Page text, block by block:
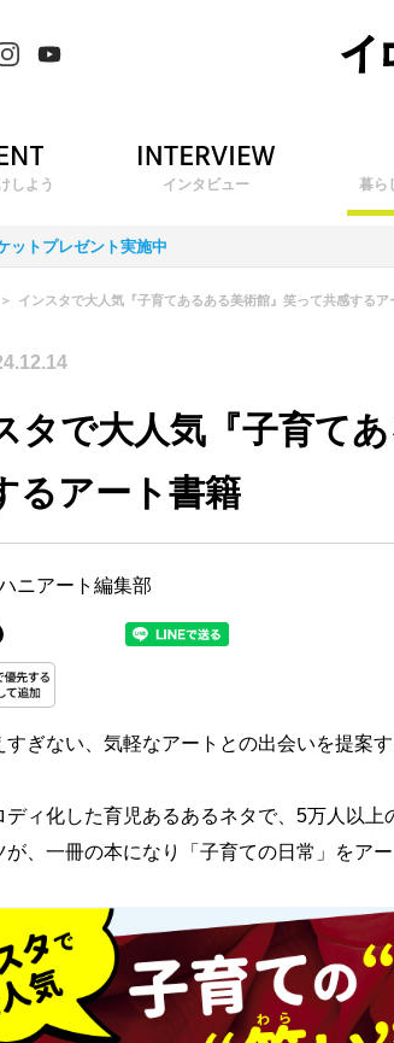
しよう インタビュー 暮ら
ットプレゼント実施中
インスタで大人気『子育てあるある美術館』笑って共感するア
タで大人気『子育て
るアート書籍
ニアート編集部
すぎない、気軽なアートとの出会いを提案
ディ化した育児あるあるネタで、5万人以
が、一冊の本になり「子育ての日常」をア